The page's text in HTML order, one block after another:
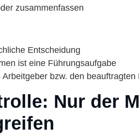
zusammenfassen
Entscheidung
ist eine Führungsaufgabe
bzw. den beauftragten
Nur der